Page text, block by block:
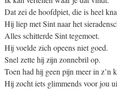
Dat zei de hoofdpiet, die is heel
Hij liep met Sint naar het
Alles schitterde Sint tegemoet.
Hij voelde zich opeens niet goed.
Snel zette hij zijn zonnebril op.
Toen had hij geen pijn meer in z’n
Hij zocht iets glimmends voor jou